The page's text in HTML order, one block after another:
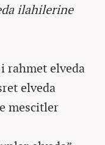
ilahilerine
rahmet elveda
elveda
mescitler